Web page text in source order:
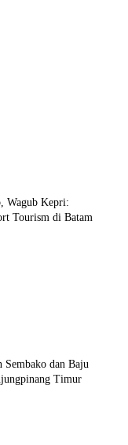
Wagub Kepri:
Tourism di Batam
Sembako dan Baju
Timur